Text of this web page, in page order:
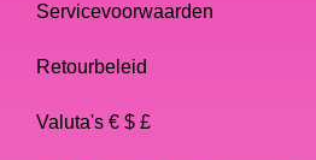
Servicevoorwaarden
Retourbeleid
Valuta's € $ £